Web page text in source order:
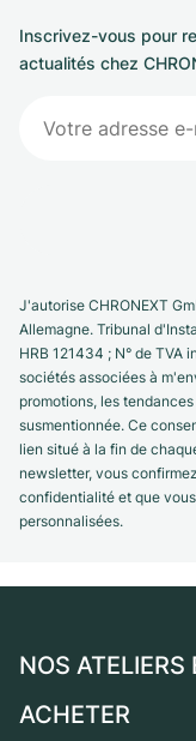
Inscrivez-vous pour
actualités chez
J'autorise CHRONEXT
Allemagne. Tribunal
HRB 121434 ; N° de TVA
sociétés associées à
promotions, les
susmentionnée. Ce
lien situé à la fin de
newsletter, vous
confidentialité et que
personnalisées.
NOS ATELIERS
Allemagne
ACHETER